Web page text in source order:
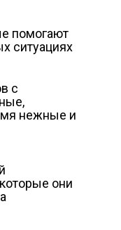
помогают
ситуациях
с
нежные и
они